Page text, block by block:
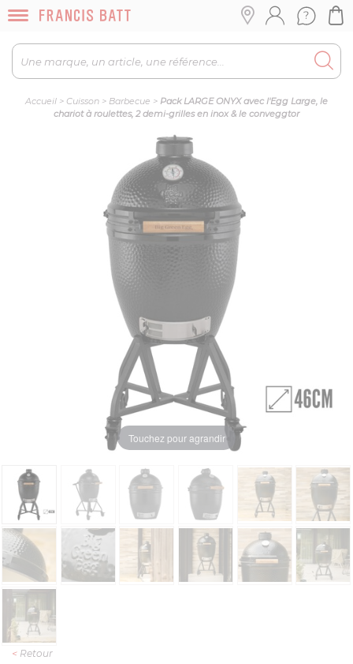
Accueil > Cuisson > Barbecue > Pack LARGE ONYX avec l'Egg Large, le
chariot à roulettes, 2 demi-grilles en inox & le conveggtor
Touchez pour agrandir
< Retour